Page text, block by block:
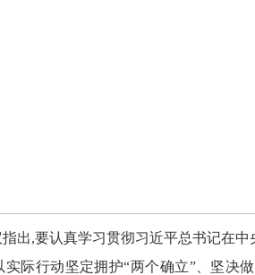
出,要认真学习贯彻习近平总书记在
际行动坚定拥护“两个确立”、坚决